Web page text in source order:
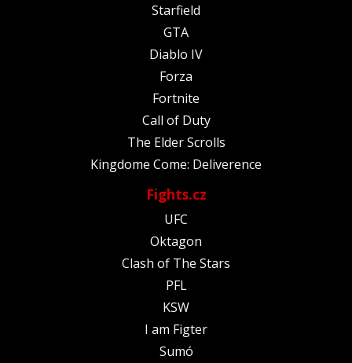
Starfield
GTA
Diablo IV
Forza
Fortnite
Call of Duty
The Elder Scrolls
Kingdome Come: Deliverence
Fights.cz
UFC
Oktagon
Clash of The Stars
PFL
KSW
I am Figter
Sumó